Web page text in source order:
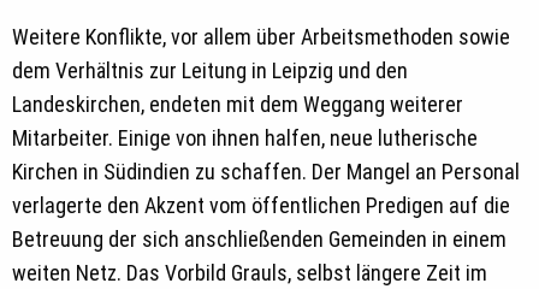
Weitere Konflikte, vor allem über Arbeitsmethoden sowie
dem Verhältnis zur Leitung in Leipzig und den
Landeskirchen, endeten mit dem Weggang weiterer
Mitarbeiter. Einige von ihnen halfen, neue lutherische
Kirchen in Südindien zu schaffen. Der Mangel an Personal
verlagerte den Akzent vom öffentlichen Predigen auf die
Betreuung der sich anschließenden Gemeinden in einem
weiten Netz. Das Vorbild Grauls, selbst längere Zeit im